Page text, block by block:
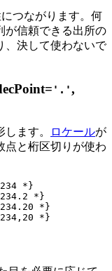
つながります。何
が信頼できる出所の
、決して使わないで
'.',
ます。 ロケールが
点と桁区切りが使わ
*}
*}
*}